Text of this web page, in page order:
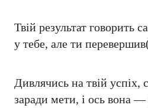
Твій результат говорить
у тебе, але ти
Дивлячись на твій успіх,
заради мети, і ось вона —